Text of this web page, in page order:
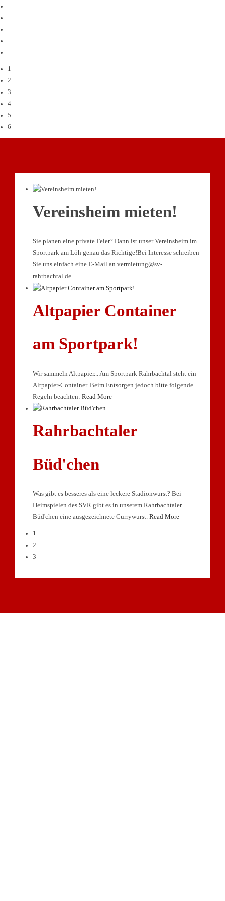
1
2
3
4
5
6
Vereinsheim mieten!
Sie planen eine private Feier? Dann ist unser Vereinsheim im
Sportpark am Löh genau das Richtige!Bei Interesse schreiben
Sie uns einfach eine E-Mail an vermietung@sv-
rahrbachtal.de.
Altpapier Container
am Sportpark!
Wir sammeln Altpapier... Am Sportpark Rahrbachtal steht ein
Altpapier-Container. Beim Entsorgen jedoch bitte folgende
Regeln beachten: Read More
Rahrbachtaler
Büd'chen
Was gibt es besseres als eine leckere Stadionwurst? Bei
Heimspielen des SVR gibt es in unserem Rahrbachtaler
Büd'chen eine ausgezeichnete Currywurst. Read More
1
2
3